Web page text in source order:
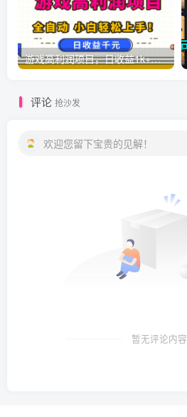
游戏高利润项目，日收益1k+，全自动，无需值守，解放双手，小白轻松上手【揭秘】
评论 抢沙发
欢迎您留下宝贵的见解！
暂无评论内容